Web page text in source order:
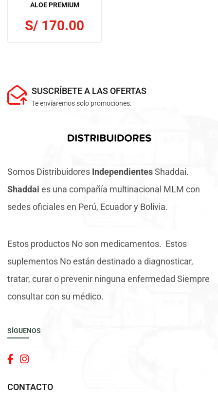
ALOE PREMIUM
S/ 170.00
SUSCRÍBETE A LAS OFERTAS
Te envíaremos solo promociones.
Somos Distribuidores IndependientesShaddai.
Shaddai es una compañía multinacional MLM con
sedes oficiales en Perú, Ecuador y Bolivia.
Estos productos No son medicamentos. Estos
suplementos No están destinado a diagnosticar,
tratar, curar o prevenir ninguna enfermedad Siempre
consultar con su médico.
SÍGUENOS
CONTACTO